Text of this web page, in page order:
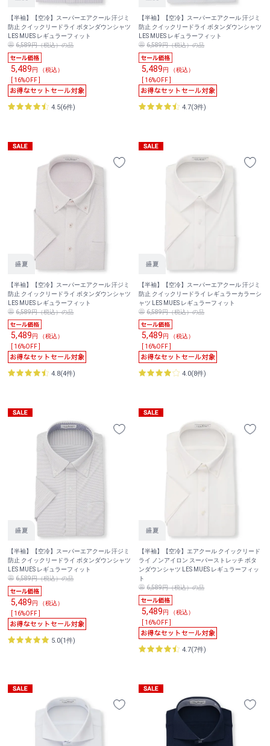
【半袖】【空冷】スーパーエアクール 汗ジミ
防止 クイックリードライ ボタンダウンシャツ
LES MUES レギュラーフィット
6,589円（税込）の品
5,489円 （税込）
[ 16%OFF ]
4.5(6件)
【半袖】【空冷】スーパーエアクール 汗ジミ
防止 クイックリードライ ボタンダウンシャツ
LES MUES レギュラーフィット
6,589円（税込）の品
5,489円 （税込）
[ 16%OFF ]
4.7(3件)
【半袖】【空冷】スーパーエアクール 汗ジミ
防止 クイックリードライ ボタンダウンシャツ
LES MUES レギュラーフィット
6,589円（税込）の品
5,489円 （税込）
[ 16%OFF ]
4.8(4件)
【半袖】【空冷】スーパーエアクール 汗ジミ
防止 クイックリードライ レギュラーカラーシ
ャツ LES MUES レギュラーフィット
6,589円（税込）の品
5,489円 （税込）
[ 16%OFF ]
4.0(8件)
【半袖】【空冷】スーパーエアクール 汗ジミ
防止 クイックリードライ ボタンダウンシャツ
LES MUES レギュラーフィット
6,589円（税込）の品
5,489円 （税込）
[ 16%OFF ]
5.0(1件)
【半袖】【空冷】エアクール クイックリード
ライ ノンアイロン スーパーストレッチ ボタ
ンダウンシャツ LES MUES レギュラーフィッ
ト
6,589円（税込）の品
5,489円 （税込）
[ 16%OFF ]
4.7(7件)